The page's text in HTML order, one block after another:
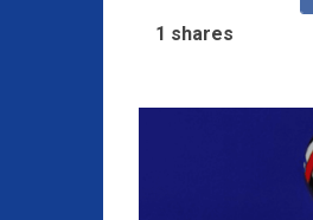
1 shares